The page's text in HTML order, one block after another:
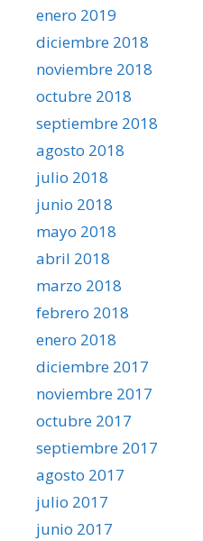
enero 2019
diciembre 2018
noviembre 2018
octubre 2018
septiembre 2018
agosto 2018
julio 2018
junio 2018
mayo 2018
abril 2018
marzo 2018
febrero 2018
enero 2018
diciembre 2017
noviembre 2017
octubre 2017
septiembre 2017
agosto 2017
julio 2017
junio 2017